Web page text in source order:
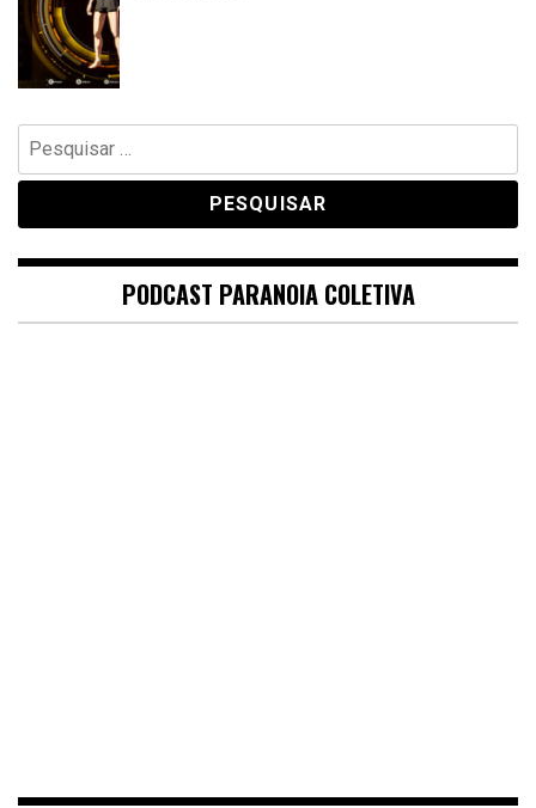
Pesquisar
por:
PODCAST PARANOIA COLETIVA